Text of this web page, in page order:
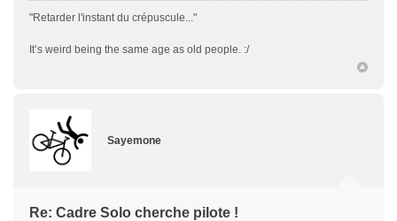
"Retarder l'instant du crépuscule..."
It’s weird being the same age as old people. :/
Sayemone
Re: Cadre Solo cherche pilote !